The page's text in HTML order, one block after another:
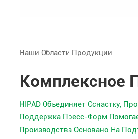
Наши Области Продукции
Комплексное
HIPAD Объединяет Оснастку,
Поддержка Пресс-Форм
Производства Основано На